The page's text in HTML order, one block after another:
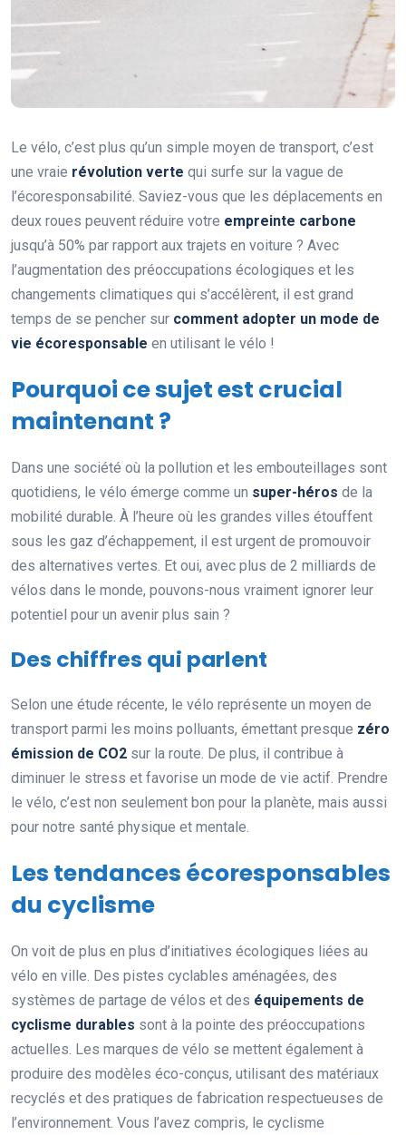
Le vélo, c’est plus qu’un simple moyen de transport, c’est
une vraie révolution verte qui surfe sur la vague de
l’écoresponsabilité. Saviez-vous que les déplacements en
deux roues peuvent réduire votre empreinte carbone
jusqu’à 50% par rapport aux trajets en voiture ? Avec
l’augmentation des préoccupations écologiques et les
changements climatiques qui s’accélèrent, il est grand
temps de se pencher sur comment adopter un mode de
vie écoresponsable en utilisant le vélo !
Pourquoi ce sujet est crucial
maintenant ?
Dans une société où la pollution et les embouteillages sont
quotidiens, le vélo émerge comme un super-héros de la
mobilité durable. À l’heure où les grandes villes étouffent
sous les gaz d’échappement, il est urgent de promouvoir
des alternatives vertes. Et oui, avec plus de 2 milliards de
vélos dans le monde, pouvons-nous vraiment ignorer leur
potentiel pour un avenir plus sain ?
Des chiffres qui parlent
Selon une étude récente, le vélo représente un moyen de
transport parmi les moins polluants, émettant presque zéro
émission de CO2 sur la route. De plus, il contribue à
diminuer le stress et favorise un mode de vie actif. Prendre
le vélo, c’est non seulement bon pour la planète, mais aussi
pour notre santé physique et mentale.
Les tendances écoresponsables
du cyclisme
On voit de plus en plus d’initiatives écologiques liées au
vélo en ville. Des pistes cyclables aménagées, des
systèmes de partage de vélos et des équipements de
cyclisme durables sont à la pointe des préoccupations
actuelles. Les marques de vélo se mettent également à
produire des modèles éco-conçus, utilisant des matériaux
recyclés et des pratiques de fabrication respectueuses de
l’environnement. Vous l’avez compris, le cyclisme